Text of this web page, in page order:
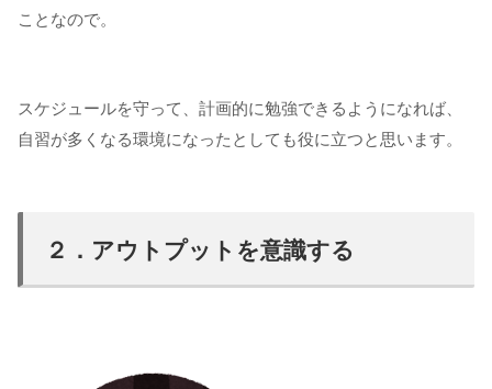
ことなので。
スケジュールを守って、計画的に勉強できるようになれば、
自習が多くなる環境になったとしても役に立つと思います。
２．アウトプットを意識する